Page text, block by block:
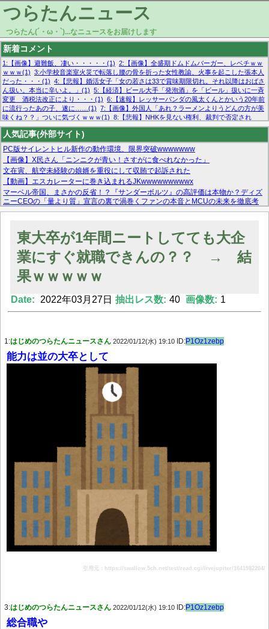
つらたんニュース
つらたん(´・ω・`)...なニュースをお届けします
新着コメント
1:【画像】避難飯、凄い・・・・・(1) 2:【画像】全盛期ドムドムバーガー、レベチｗｗ
ｗｗｗ(1) 3:小学校音楽室火災で転落し腰の骨を折った女性教諭、火事を起こした張本人
だった・・・(1) 4:【悲報】婚活女子「女の若さは33で賞味期限切れ。それ以降はおばさ
ん扱い。本当に辛いよ。」(1) 5:【経済】ビール大手「発泡酒」を「ビール」扱いに一斉
変更 酒税法改正により・・・(1) 6:【速報】レッサーパンダの風太くんとかいう20年前
に流行ったあの子、遂に……(1) 7:【画像】外国人「あれ？ラーメンよりうどんの方が美
味くね？？」ついに気づくｗｗｗ(1) 8:【悲報】NHKを見ない権利、裁判で否定され
る・・・(1) 9:欧州委員長「原発縮小は間違いでした」(1) 10:【悲報】日本企業の人手不
足、限界突破 52%「正社員も足りてません…」(1)
人気記事(外部サイト)
PC版サイレントヒル新作の動作環境、限界突破wwwwwww
【画像】X民さん「ニンニクが青い！さすがに食べれなかった」
文在寅、航空未経験の娘婿を重役にして収賄で起訴された
【動画】エスカレーターに巻き込まれるJKwwwwwwwwwx
マーベル帝国、まさかの反省！？『サンダーボルツ』の高評価は本物か？ディズ
ニーCEOの「量より質」宣言の裏で渦巻くファンの本音とMCUの未来を徹底考
察！
【画像あり】FacebookとかTwitterで拾ったエロ画像貼ってくよ
Powered by livedoor 相互RSS
東大卒が1年間ニートしてても大企
業にすぐ就職できんの？？ → 結
果ｗｗｗｗｗ
Date: 2022年03月27日 抽出レス数: 40 画像数: 1
1:はじめのつらたんニュースさん 2022/01/12(水) 19:10 ID:P1Oz1zebp
能力は並の大卒として
引用元：https://swallow.5ch.net/test/read.cgi/livejupiter/1641982204/
3:はじめのつらたんニュースさん 2022/01/12(水) 19:10 ID:P1Oz1zebp
総合職や